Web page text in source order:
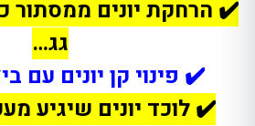
✔️ הרחקת יונים ממסתור
גג…
✔️ פינוי קן יונים עם
✔️ לוכד יונים שיגיע